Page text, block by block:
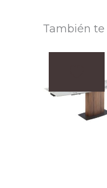
También